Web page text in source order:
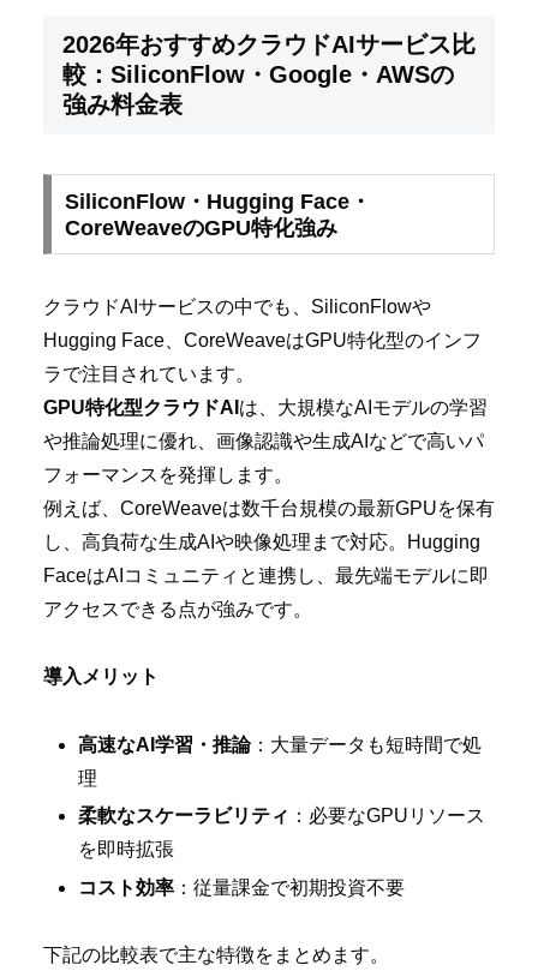
2026年おすすめクラウドAIサービス比
較：SiliconFlow・Google・AWSの
強み料金表
SiliconFlow・Hugging Face・
CoreWeaveのGPU特化強み
クラウドAIサービスの中でも、SiliconFlowや
Hugging Face、CoreWeaveはGPU特化型のインフ
ラで注目されています。
GPU特化型クラウドAI は、大規模なAIモデルの学習
や推論処理に優れ、画像認識や生成AIなどで高いパ
フォーマンスを発揮します。
例えば、CoreWeaveは数千台規模の最新GPUを保有
し、高負荷な生成AIや映像処理まで対応。Hugging
FaceはAIコミュニティと連携し、最先端モデルに即
アクセスできる点が強みです。
導入メリット
高速なAI学習・推論：大量データも短時間で処
理
柔軟なスケーラビリティ ：必要なGPUリソース
を即時拡張
コスト効率 ：従量課金で初期投資不要
下記の比較表で主な特徴をまとめます。